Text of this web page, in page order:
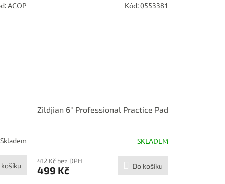
Skladem
ACOP
Zildjian 6" Professional Practice Pad
SKLADEM
412 Kč bez DPH
499 Kč Do košíku
Kód:0553381